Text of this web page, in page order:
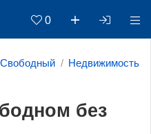
0
Свободный Недвижимость
без